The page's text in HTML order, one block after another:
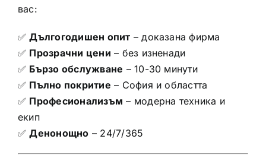
вас:
✅Дългогодишен опит – доказана фирма
✅ Прозрачни цени – без изненади
✅ Бързо обслужване – 10-30 минути
✅ Пълно покритие – София и областта
✅ Професионализъм – модерна техника и
екип
✅Денонощно – 24/7/365